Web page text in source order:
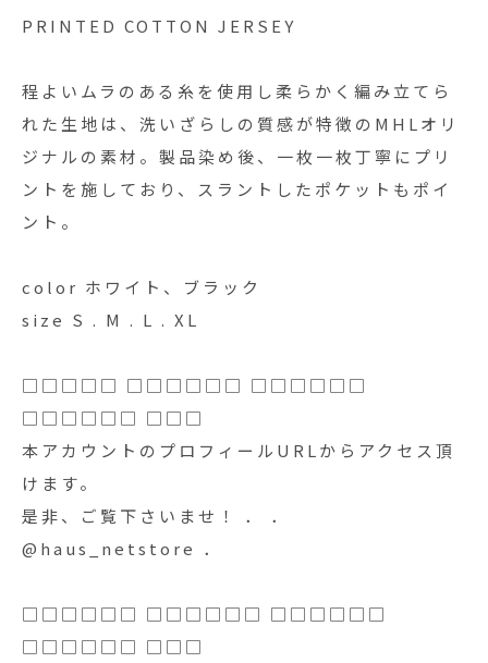
PRINTED COTTON JERSEY
程よいムラのある糸を使用し柔らかく編み立てら
れた生地は、洗いざらしの質感が特徴のMHLオリ
ジナルの素材。製品染め後、一枚一枚丁寧にプリ
ントを施しており、スラントしたポケットもポイ
ント。
color ホワイト、ブラック
size S . M . L . XL
□□□□□ □□□□□□ □□□□□□
□□□□□□ □□□
本アカウントのプロフィールURLからアクセス頂
けます。
是非、ご覧下さいませ！ ． ．
@haus_netstore ．
□□□□□□ □□□□□□ □□□□□□
□□□□□□ □□□